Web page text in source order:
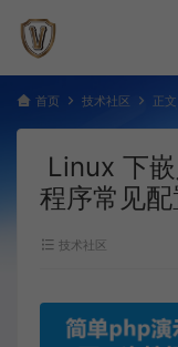
首页 技术社区 正文
Linux 下
程序常见
技术社区